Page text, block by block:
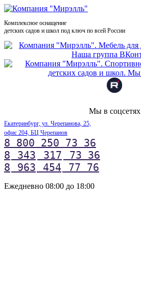
Комплексное оснащение
детских садов и школ под ключ по всей России
Мы в соцсетях
Екатеринбург, ул. Черепанова, 25,
офис 204, БЦ Черепанов
8 800 250 73 36
8
343 317
73 36
8
963 454 77 76
Ежедневно 08:00 до 18:00